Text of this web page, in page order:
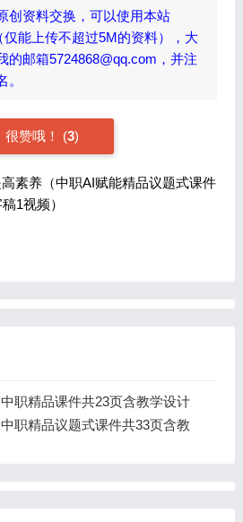
创资料交换，可以使用本站
仅能上传不超过5M的资料），大
的邮箱5724868@qq.com，并注
很赞哦！ (3)
素养（中职AI赋能精品议题式课件
1视频）
职精品课件共23页含教学设计
职精品议题式课件共33页含教